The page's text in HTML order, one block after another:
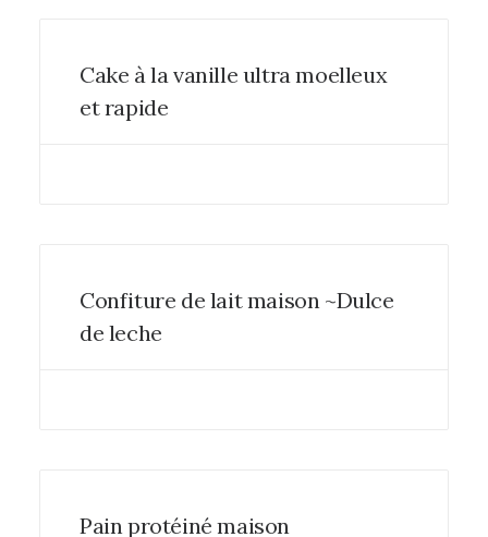
Cake à la vanille ultra moelleux
et rapide
Confiture de lait maison ~Dulce
de leche
Pain protéiné maison